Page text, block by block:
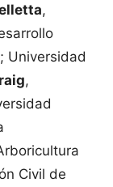
,
Universidad
,
Civil de